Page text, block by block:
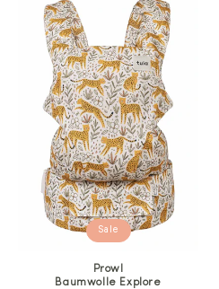
Sale
Prowl
Baumwolle Explore